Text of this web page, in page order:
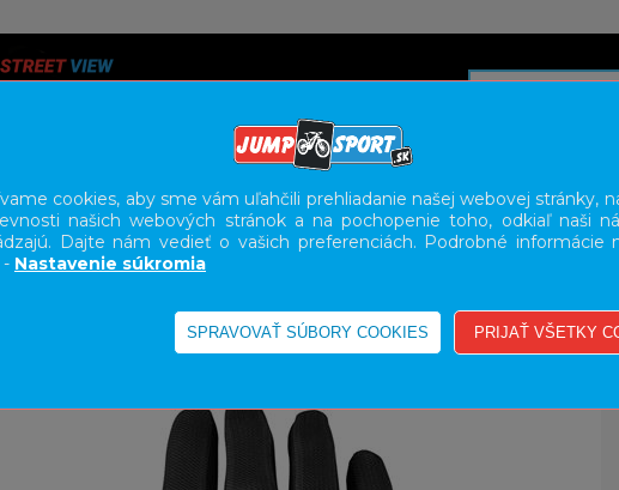
SERVIS SLUŽBY KARIÉRA BODY GEOMETRY FIT
cookies, aby sme vám uľahčili prehliadanie našej webovej stránky,
našich webových stránok a na pochopenie toho, odkiaľ naši
Dajte nám vedieť o vašich preferenciách. Podrobné informácie
- Nastavenie súkromia